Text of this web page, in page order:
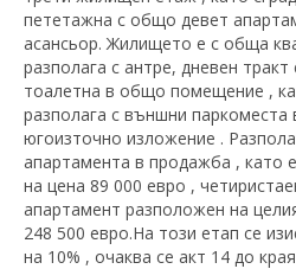
пететажна с общо девет
асансьор. Жилището е с обща
разполага с антре, дневен
тоалетна в общо помещение ,
разполага с външни
югоизточно изложение .
апартамента в продажба , като
на цена 89 000 евро ,
апартамент разположен на
248 500 евро.На този етап се
на 10% , очаква се акт 14 до